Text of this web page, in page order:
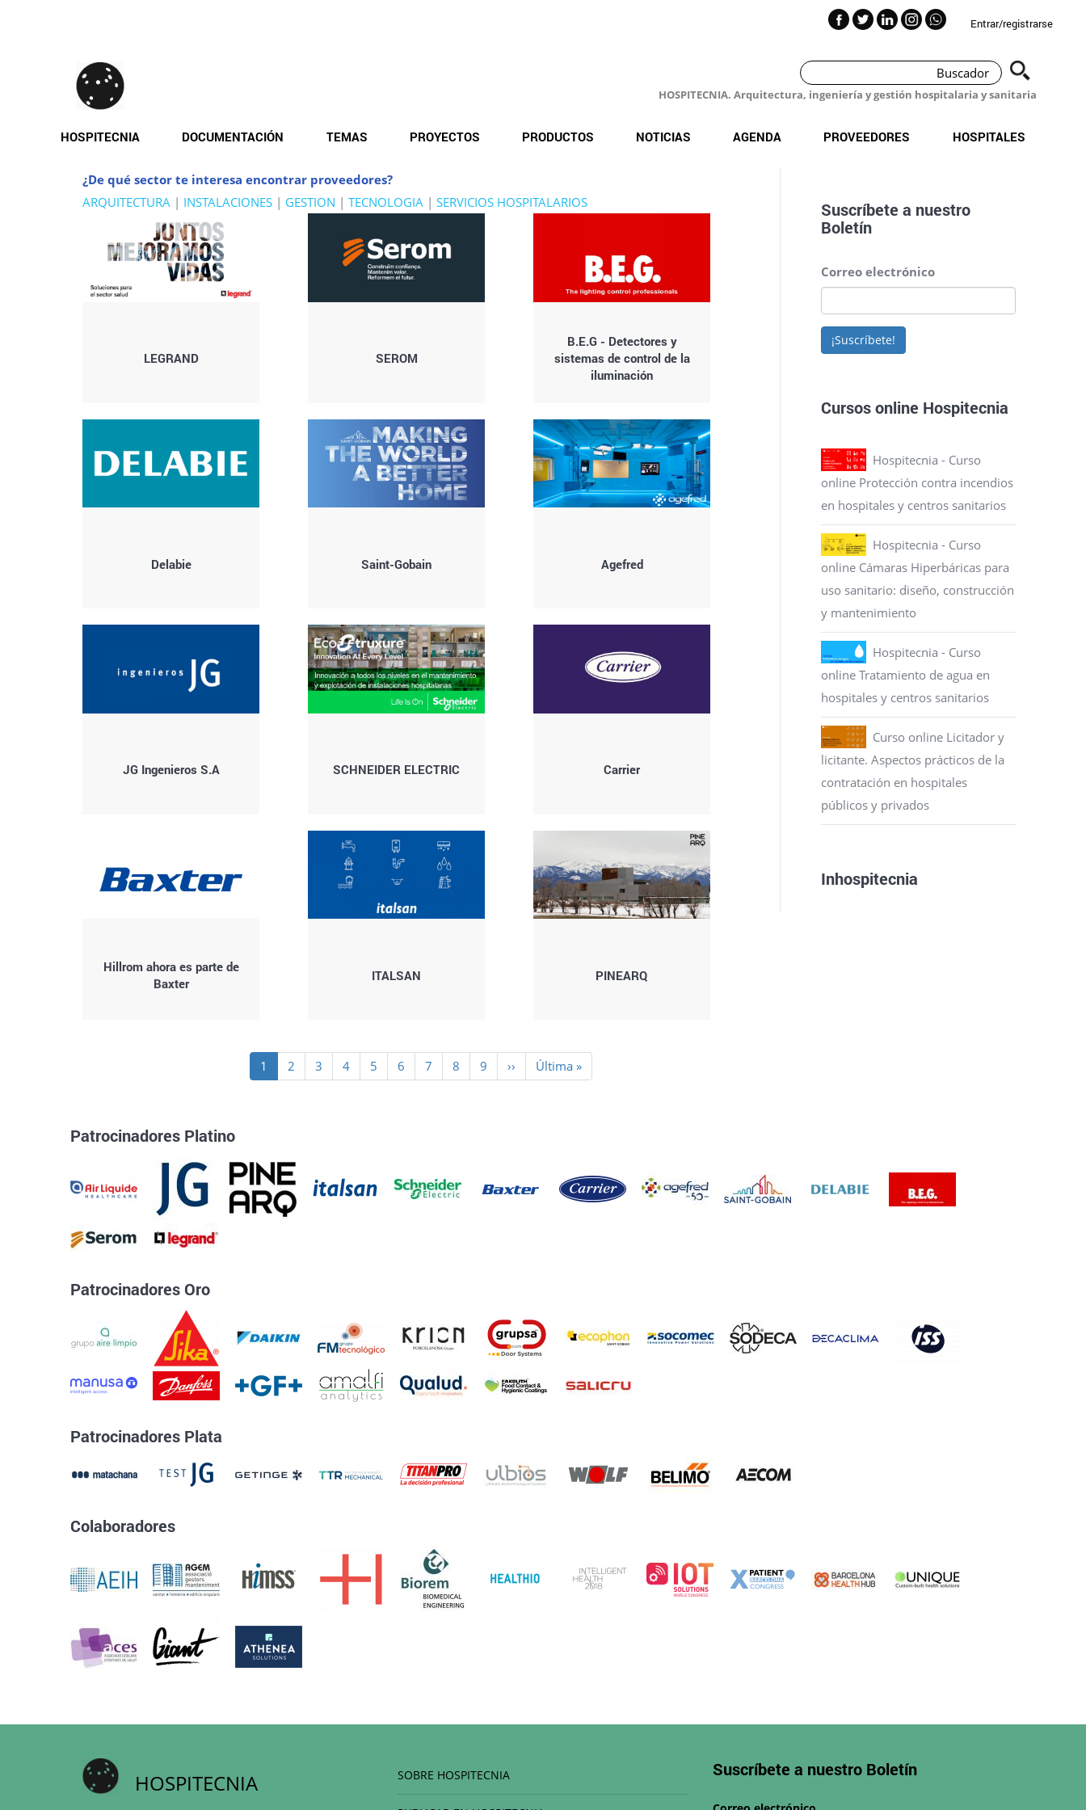
Entrar/registrarse
HOSPITECNIA. Arquitectura, ingeniería y gestión hospitalaria y sanitaria
HOSPITECNIA DOCUMENTACIÓN TEMAS PROYECTOS PRODUCTOS NOTICIAS AGENDA PROVEEDORES HOSPITALES
¿De qué sector te interesa encontrar proveedores?
ARQUITECTURA | INSTALACIONES | GESTION | TECNOLOGIA | SERVICIOS HOSPITALARIOS
LEGRAND SEROM
B.E.G - Detectores y
sistemas de control de la
iluminación
Delabie Saint-Gobain Agefred
JG Ingenieros S.A SCHNEIDER ELECTRIC Carrier
Hillrom ahora es parte de
Baxter
ITALSAN PINEARQ
Página
actual
1 Page
2 Page
3 Page
4 Page
5 Page
6 Page
7 Page
8 Page
9
Siguiente
página
››
Última
página
Última »
Suscríbete a nuestro
Boletín
Correo electrónico
¡Suscríbete!
Cursos online Hospitecnia
Hospitecnia - Curso
online Protección contra incendios
en hospitales y centros sanitarios
Hospitecnia - Curso
online Cámaras Hiperbáricas para
uso sanitario: diseño, construcción
y mantenimiento
Hospitecnia - Curso
online Tratamiento de agua en
hospitales y centros sanitarios
Curso online Licitador y
licitante. Aspectos prácticos de la
contratación en hospitales
públicos y privados
Inhospitecnia
Patrocinadores Platino
Patrocinadores Oro
Patrocinadores Plata
Colaboradores
HOSPITECNIA SOBRE HOSPITECNIA Suscríbete a nuestro Boletín